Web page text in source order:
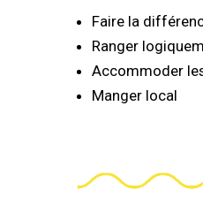
Faire la
Ranger
Accommoder
Manger local